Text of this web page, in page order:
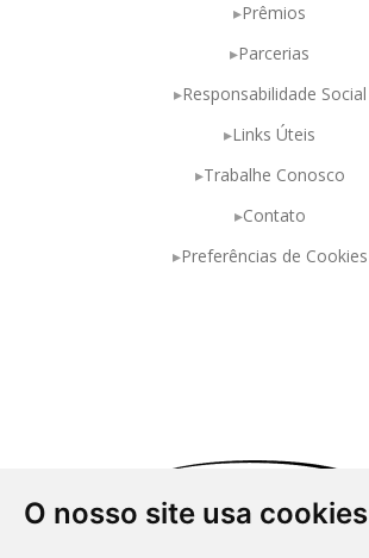
O nosso site usa cookies
Prêmios
Parcerias
Responsabilidade Social
Links Úteis
Trabalhe Conosco
Contato
Preferências de Cookies